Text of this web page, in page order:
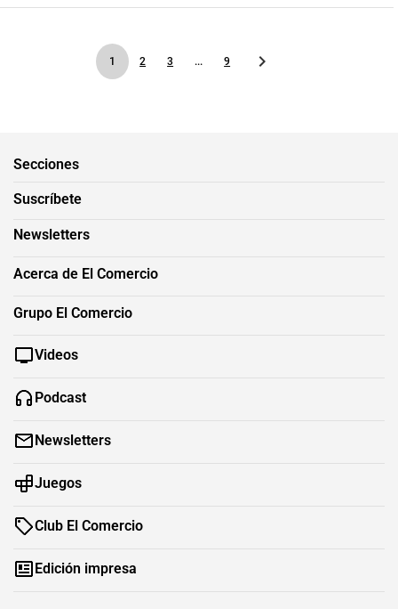
1 2 3 ... 9
Secciones
Suscríbete
Newsletters
Acerca de El Comercio
Grupo El Comercio
Videos
Podcast
Newsletters
Juegos
Club El Comercio
Edición impresa